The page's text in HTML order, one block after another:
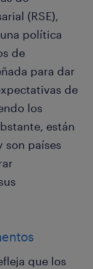
(RSE),
política
de
para dar
de
los
están
son países
que los